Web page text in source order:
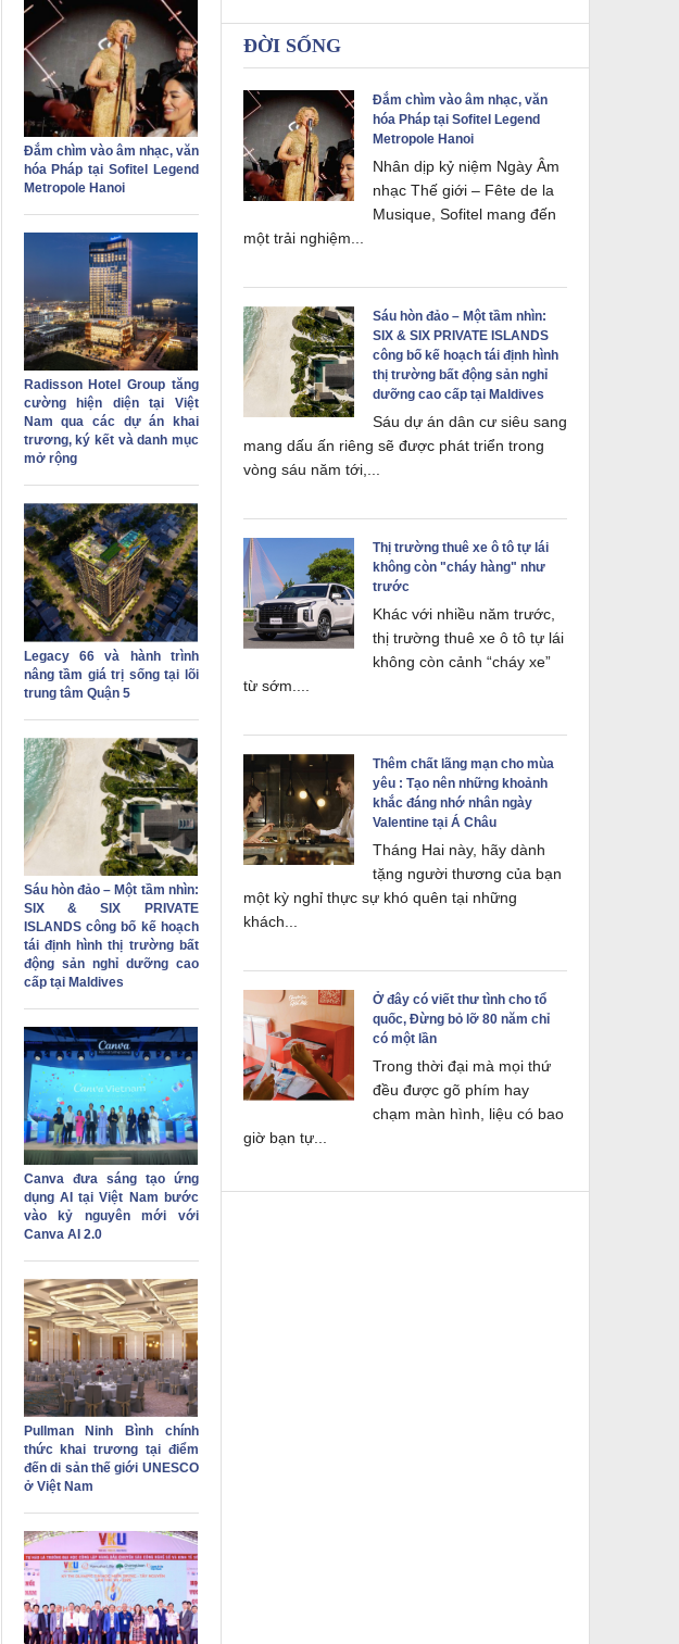
Đắm chìm vào âm nhạc, văn
hóa Pháp tại Sofitel Legend
Metropole Hanoi
Radisson Hotel Group tăng
cường hiện diện tại Việt
Nam qua các dự án khai
trương, ký kết và danh mục
mở rộng
Legacy 66 và hành trình
nâng tầm giá trị sống tại lõi
trung tâm Quận 5
Sáu hòn đảo – Một tầm nhìn:
SIX & SIX PRIVATE
ISLANDS công bố kế hoạch
tái định hình thị trường bất
động sản nghỉ dưỡng cao
cấp tại Maldives
Canva đưa sáng tạo ứng
dụng AI tại Việt Nam bước
vào kỷ nguyên mới với
Canva AI 2.0
Pullman Ninh Bình chính
thức khai trương tại điểm
đến di sản thế giới UNESCO
ở Việt Nam
ĐỜI SỐNG
Đắm chìm vào âm nhạc, văn
hóa Pháp tại Sofitel Legend
Metropole Hanoi
Nhân dịp kỷ niệm Ngày Âm
nhạc Thế giới – Fête de la
Musique, Sofitel mang đến
một trải nghiệm...
Sáu hòn đảo – Một tầm nhìn:
SIX & SIX PRIVATE ISLANDS
công bố kế hoạch tái định hình
thị trường bất động sản nghỉ
dưỡng cao cấp tại Maldives
Sáu dự án dân cư siêu sang
mang dấu ấn riêng sẽ được phát triển trong
vòng sáu năm tới,...
Thị trường thuê xe ô tô tự lái
không còn "cháy hàng" như
trước
Khác với nhiều năm trước,
thị trường thuê xe ô tô tự lái
không còn cảnh “cháy xe”
từ sớm....
Thêm chất lãng mạn cho mùa
yêu : Tạo nên những khoảnh
khắc đáng nhớ nhân ngày
Valentine tại Á Châu
Tháng Hai này, hãy dành
tặng người thương của bạn
một kỳ nghỉ thực sự khó quên tại những
khách...
Ở đây có viết thư tình cho tổ
quốc, Đừng bỏ lỡ 80 năm chỉ
có một lần
Trong thời đại mà mọi thứ
đều được gõ phím hay
chạm màn hình, liệu có bao
giờ bạn tự...